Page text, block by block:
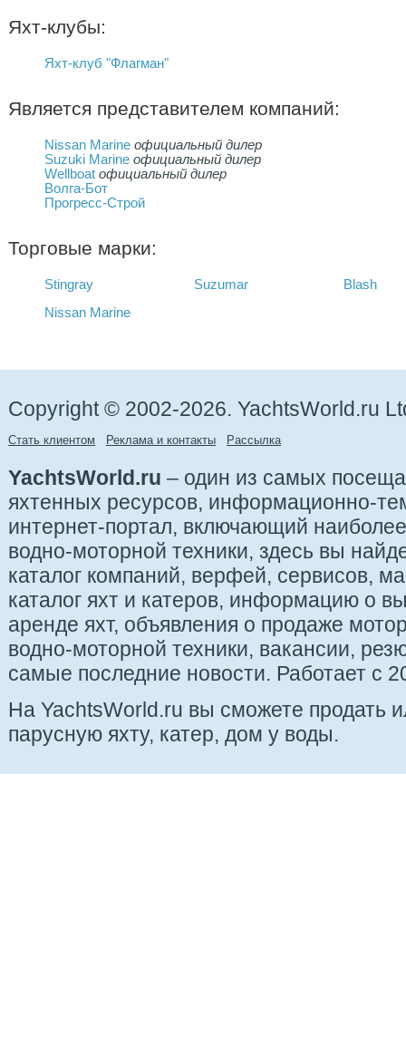
Яхт-клубы:
Яхт-клуб "Флагман"
Является представителем компаний:
Nissan Marine официальный дилер
Suzuki Marine официальный дилер
Wellboat официальный дилер
Волга-Бот
Прогресс-Строй
Торговые марки:
Stingray Suzumar
Blash
Nissan Marine
Copyright © 2002-2026. YachtsWorld.ru
Стать клиентом Реклама и контакты Рассылка
YachtsWorld.ru – один из самых
яхтенных ресурсов, информационно-
интернет-портал, включающий
водно-моторной техники, здесь вы
каталог компаний, верфей, сервисов,
каталог яхт и катеров, информацию о
аренде яхт, объявления о продаже
водно-моторной техники, вакансии,
самые последние новости. Работает с
На YachtsWorld.ru вы сможете продать
парусную яхту, катер, дом у воды.